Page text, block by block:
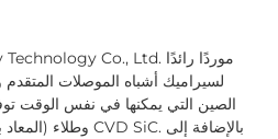
لسيراميك أشباه الموصلات
الصين التي يمكنها في نفس الوقت